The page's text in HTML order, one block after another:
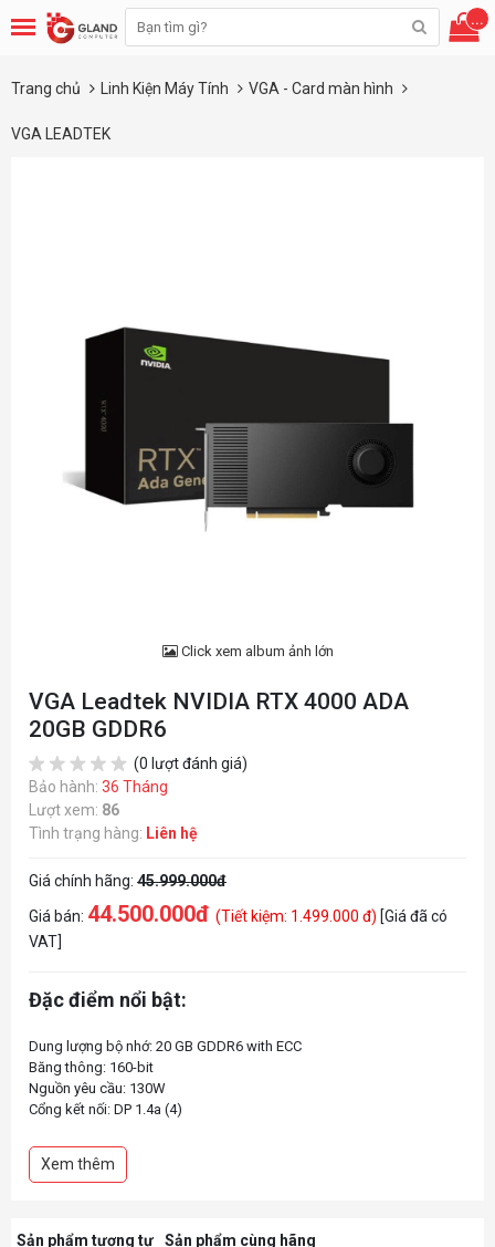
...
Trang chủ Linh Kiện Máy Tính VGA - Card màn hình
VGA LEADTEK
Click xem album ảnh lớn
VGA Leadtek NVIDIA RTX 4000 ADA
20GB GDDR6
(0 lượt đánh giá)
Bảo hành: 36 Tháng
Lượt xem: 86
Tình trạng hàng: Liên hệ
Giá chính hãng: 45.999.000đ
Giá bán: 44.500.000đ (Tiết kiệm: 1.499.000 đ) [Giá đã có
VAT]
Đặc điểm nổi bật:
Dung lượng bộ nhớ: 20 GB GDDR6 with ECC
Băng thông: 160-bit
Nguồn yêu cầu: 130W
Cổng kết nối: DP 1.4a (4)
Xem thêm
Sản phẩm tương tự Sản phẩm cùng hãng